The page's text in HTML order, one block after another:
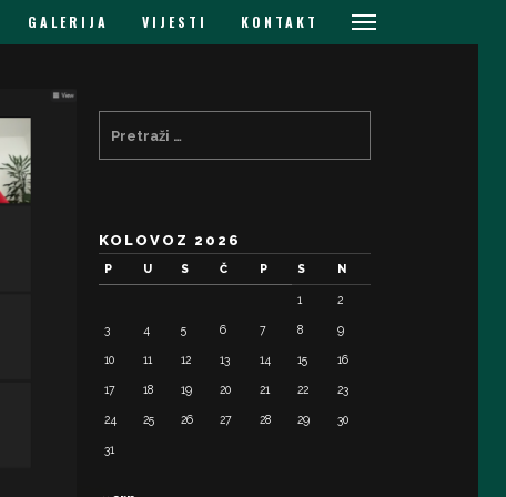
GALERIJA VIJESTI KONTAKT
KOLOVOZ 2026
P U S Č P S N
1 2
3 4 5 6 7 8 9
10 11 12 13 14 15 16
17 18 19 20 21 22 23
24 25 26 27 28 29 30
31